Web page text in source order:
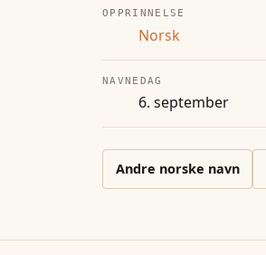
OPPRINNELSE
Norsk
NAVNEDAG
6. september
Andre norske navn